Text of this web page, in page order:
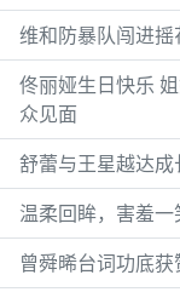
维和防暴队闯进摇
佟丽娅生日快乐
众见面
舒蕾与王星越达
温柔回眸，害羞一
曾舜晞台词功底